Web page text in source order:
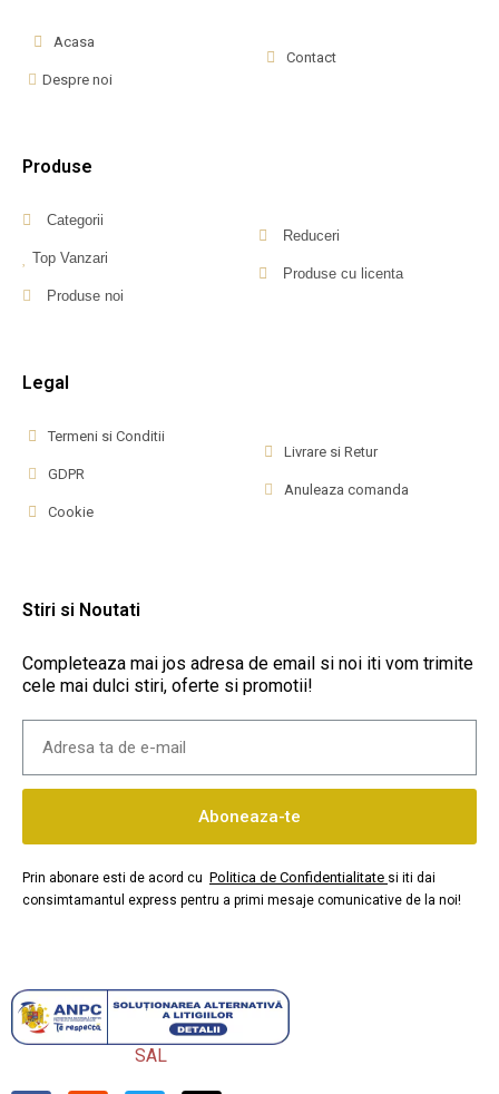
Acasa
Despre noi
Contact
Produse
Categorii
Top Vanzari
Produse noi
Reduceri
Produse cu licenta
Legal
Termeni si Conditii
GDPR
Cookie
Livrare si Retur
Anuleaza comanda
Stiri si Noutati
Completeaza mai jos adresa de email si noi iti vom trimite
cele mai dulci stiri, oferte si promotii!
Aboneaza-te
Prin abonare esti de acord cu Politica de Confidentialitate si iti dai
consimtamantul express pentru a primi mesaje comunicative de la noi!
SAL